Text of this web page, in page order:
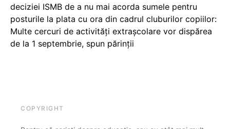
deciziei ISMB de a nu mai acorda sumele pentru
posturile la plata cu ora din cadrul cluburilor copiilor:
Multe cercuri de activități extrașcolare vor dispărea
de la 1 septembrie, spun părinții
COPYRIGHT